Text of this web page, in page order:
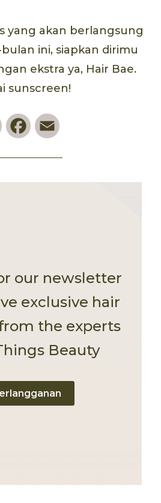
yang akan berlangsung
ini, siapkan dirimu
ekstra ya, Hair Bae.
sunscreen!
PinterestFacebook
our newsletter
exclusive hair
the experts
Beauty